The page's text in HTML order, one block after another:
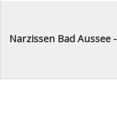
Narzissen Bad Aussee